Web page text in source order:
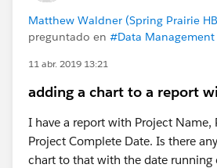
Matthew Waldner (Spring Prairie
preguntado en #Data Management
11 abr. 2019 13:21
adding a chart to a report
I have a report with Project Name,
Project Complete Date. Is there
chart to that with the date